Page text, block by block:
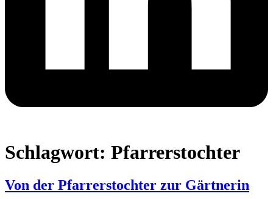
Schlagwort: Pfarrerstochter
Von der Pfarrerstochter zur Gärtnerin